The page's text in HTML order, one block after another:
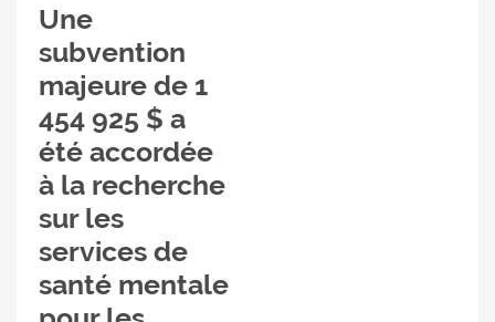
Une
subvention
majeure de 1
454 925 $ a
été accordée
à la recherche
sur les
services de
santé mentale